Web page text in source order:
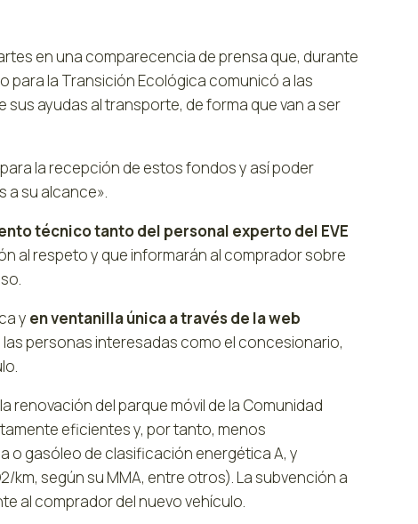
en una comparecencia de prensa que, durante
para la Transición Ecológica comunicó a las
ayudas al transporte, de forma que van a ser
la recepción de estos fondos y así poder
a su alcance».
técnico tanto del personal experto del EVE
al respeto y que informarán al comprador sobre
y en ventanilla única a través de la web
personas interesadas como el concesionario,
renovación del parque móvil de la Comunidad
eficientes y, por tanto, menos
o gasóleo de clasificación energética A, y
km, según su MMA, entre otros). La subvención a
al comprador del nuevo vehículo.